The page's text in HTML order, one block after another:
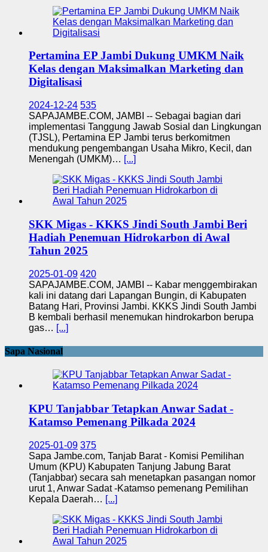
Pertamina EP Jambi Dukung UMKM Naik
Kelas dengan Maksimalkan Marketing dan
Digitalisasi
2024-12-24 535
SAPAJAMBE.COM, JAMBI -- Sebagai bagian dari
implementasi Tanggung Jawab Sosial dan Lingkungan
(TJSL), Pertamina EP Jambi terus berkomitmen
mendukung pengembangan Usaha Mikro, Kecil, dan
Menengah (UMKM)… [...]
SKK Migas - KKKS Jindi South Jambi Beri
Hadiah Penemuan Hidrokarbon di Awal
Tahun 2025
2025-01-09 420
SAPAJAMBE.COM, JAMBI -- Kabar menggembirakan
kali ini datang dari Lapangan Bungin, di Kabupaten
Batang Hari, Provinsi Jambi. KKKS Jindi South Jambi
B kembali berhasil menemukan hindrokarbon berupa
gas… [...]
Sapa Nasional
KPU Tanjabbar Tetapkan Anwar Sadat -
Katamso Pemenang Pilkada 2024
2025-01-09 375
Sapa Jambe.com, Tanjab Barat - Komisi Pemilihan
Umum (KPU) Kabupaten Tanjung Jabung Barat
(Tanjabbar) secara sah menetapkan pasangan nomor
urut 1, Anwar Sadat -Katamso pemenang Pemilihan
Kepala Daerah… [...]